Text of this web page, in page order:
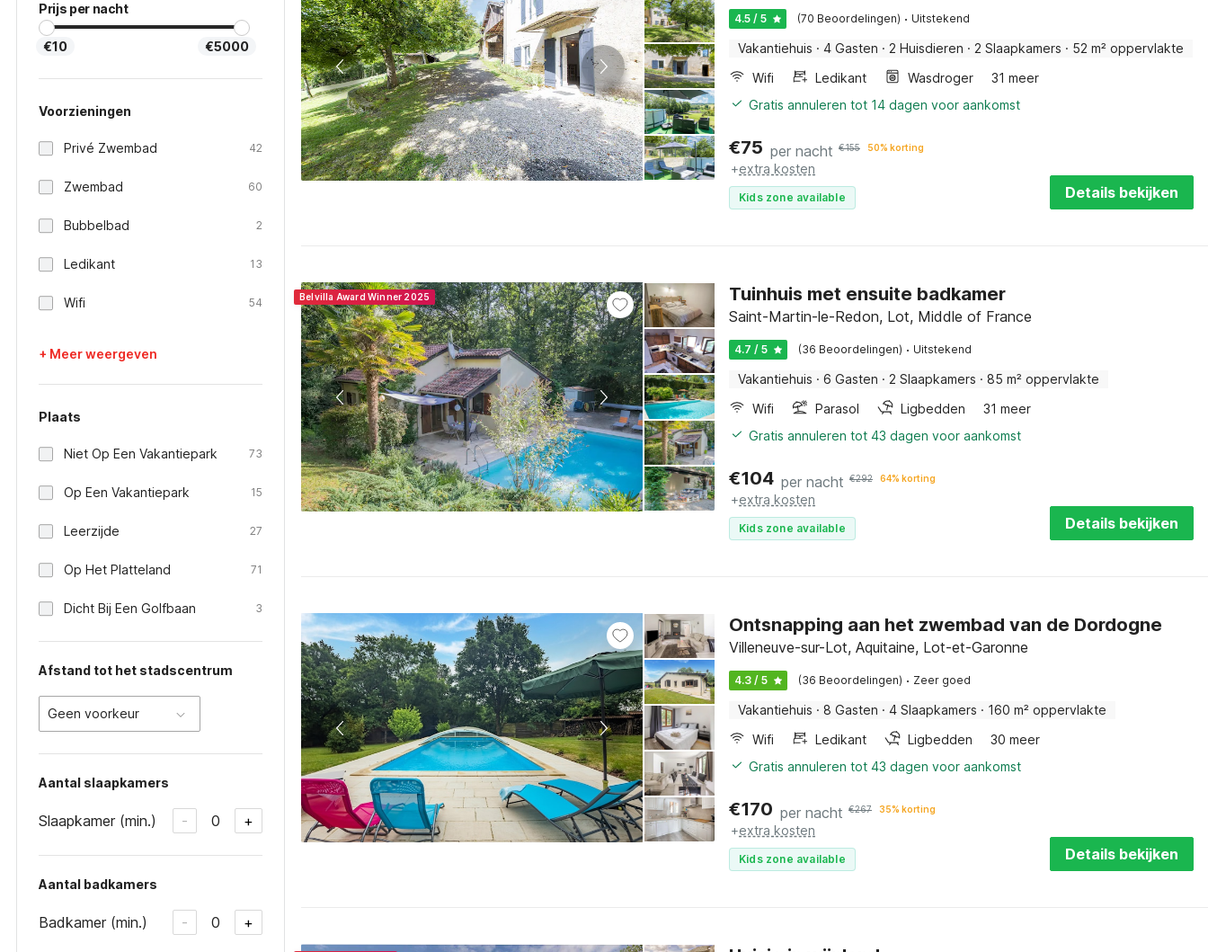
Prijs per nacht
€10 €5000
Voorzieningen
Privé Zwembad 42
Zwembad 60
Bubbelbad 2
Ledikant 13
Wifi 54
+ Meer weergeven
Plaats
Niet Op Een Vakantiepark 73
Op Een Vakantiepark 15
Leerzijde 27
Op Het Platteland 71
Dicht Bij Een Golfbaan 3
Afstand tot het stadscentrum
Geen voorkeur
Aantal slaapkamers
Slaapkamer (min.) - 0 +
Aantal badkamers
Badkamer (min.) - 0 +
4.5 / 5 (70 Beoordelingen) · Uitstekend
Vakantiehuis · 4 Gasten · 2 Huisdieren · 2 Slaapkamers · 52 m² oppervlakte
Wifi
Ledikant Wasdroger
31 meer
Gratis annuleren tot 14 dagen voor aankomst
€75 per nacht €155 50% korting
+extra kosten
Kids zone available Details bekijken
Belvilla Award Winner 2025 Tuinhuis met ensuite badkamer
Saint-Martin-le-Redon, Lot, Middle of France
4.7 / 5 (36 Beoordelingen) · Uitstekend
Vakantiehuis · 6 Gasten · 2 Slaapkamers · 85 m² oppervlakte
Wifi
Parasol Ligbedden
31 meer
Gratis annuleren tot 43 dagen voor aankomst
€104 per nacht €292 64% korting
+extra kosten
Kids zone available Details bekijken
Ontsnapping aan het zwembad van de Dordogne
Villeneuve-sur-Lot, Aquitaine, Lot-et-Garonne
4.3 / 5 (36 Beoordelingen) · Zeer goed
Vakantiehuis · 8 Gasten · 4 Slaapkamers · 160 m² oppervlakte
Wifi
Ledikant Ligbedden
30 meer
Gratis annuleren tot 43 dagen voor aankomst
€170 per nacht €267 35% korting
+extra kosten
Kids zone available Details bekijken